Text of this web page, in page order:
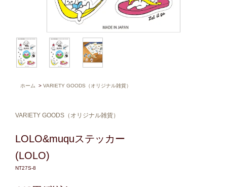
ホーム > VARIETY GOODS（オリジナル雑貨）
VARIETY GOODS（オリジナル雑貨）
LOLO&muquステッカー
(LOLO)
NT27S-8